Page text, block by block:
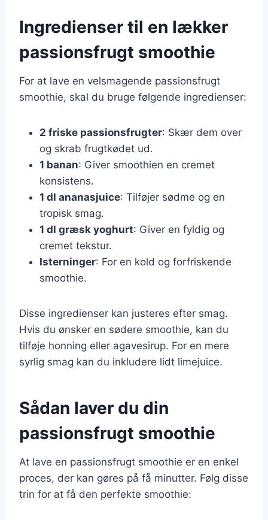
Ingredienser til en lækker
passionsfrugt smoothie
For at lave en velsmagende passionsfrugt
smoothie, skal du bruge følgende ingredienser:
2 friske passionsfrugter: Skær dem over
og skrab frugtkødet ud.
1 banan: Giver smoothien en cremet
konsistens.
1 dl ananasjuice: Tilføjer sødme og en
tropisk smag.
1 dl græsk yoghurt: Giver en fyldig og
cremet tekstur.
Isterninger: For en kold og forfriskende
smoothie.
Disse ingredienser kan justeres efter smag.
Hvis du ønsker en sødere smoothie, kan du
tilføje honning eller agavesirup. For en mere
syrlig smag kan du inkludere lidt limejuice.
Sådan laver du din
passionsfrugt smoothie
At lave en passionsfrugt smoothie er en enkel
proces, der kan gøres på få minutter. Følg disse
trin for at få den perfekte smoothie: